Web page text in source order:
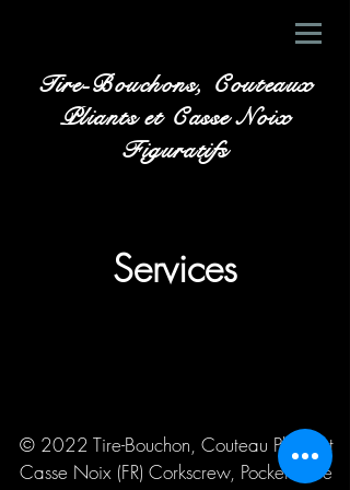
Tire-Bouchons, Couteaux
Pliants et Casse Noix
Figuratifs
Services
© 2022 Tire-Bouchon, Couteau Pliant et
Casse Noix (FR) Corkscrew, Pocket Knife